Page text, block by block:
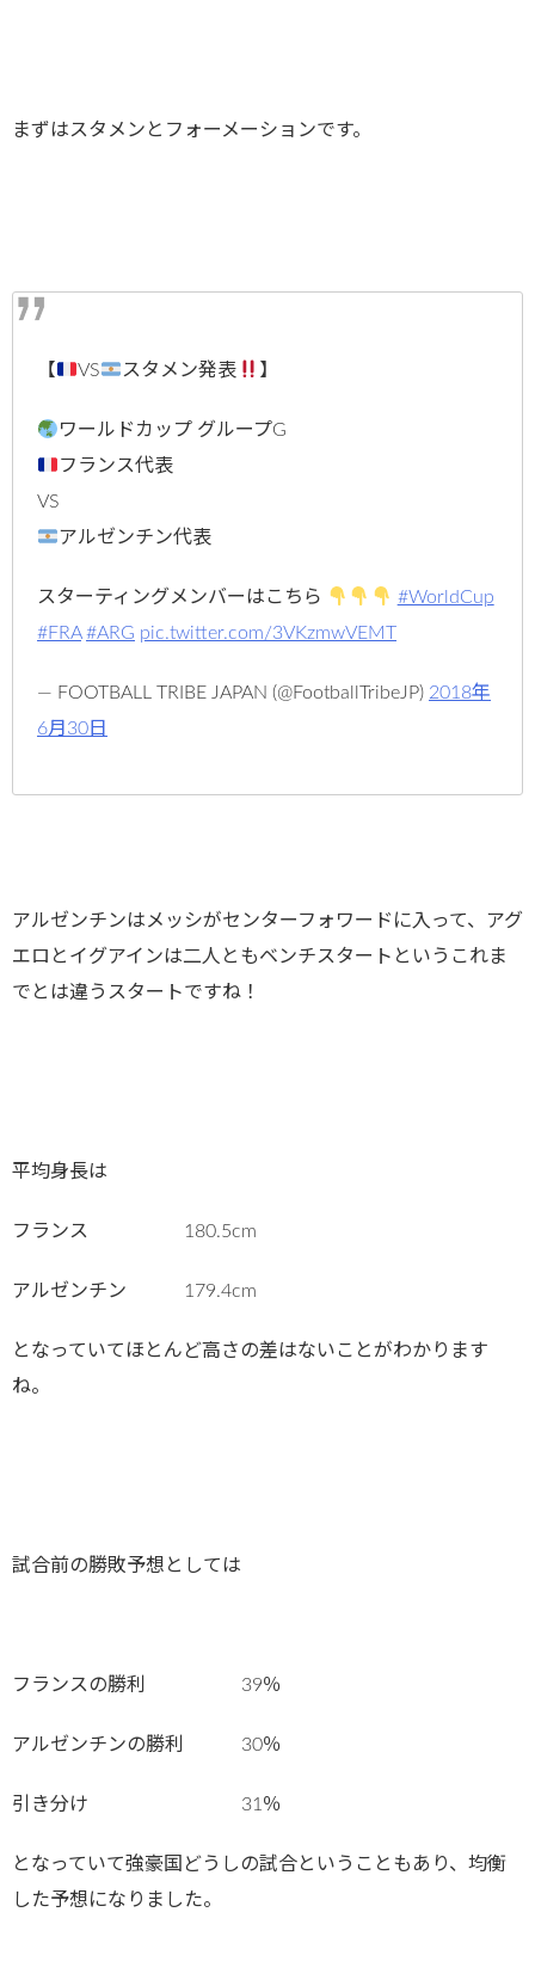
まずはスタメンとフォーメーションです。
【 VS スタメン発表 】
ワールドカップ グループG
フランス代表
VS
アルゼンチン代表
スターティングメンバーはこちら
#WorldCup
#FRA #ARG pic.twitter.com/3VKzmwVEMT
— FOOTBALL TRIBE JAPAN (@FootballTribeJP) 2018年
6月30日
アルゼンチンはメッシがセンターフォワードに入って、アグ
エロとイグアインは二人ともベンチスタートというこれま
でとは違うスタートですね！
平均身長は
フランス 180.5cm
アルゼンチン 179.4cm
となっていてほとんど高さの差はないことがわかります
ね。
試合前の勝敗予想としては
フランスの勝利 39％
アルゼンチンの勝利 30％
引き分け 31％
となっていて強豪国どうしの試合ということもあり、均衡
した予想になりました。